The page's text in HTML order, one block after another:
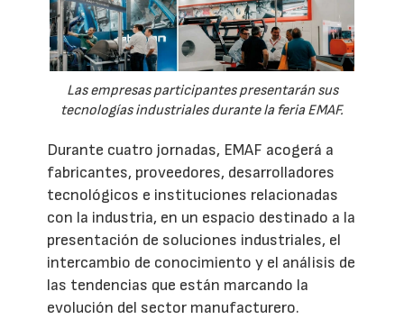
Las empresas participantes presentarán sus
tecnologías industriales durante la feria EMAF.
Durante cuatro jornadas, EMAF acogerá a
fabricantes, proveedores, desarrolladores
tecnológicos e instituciones relacionadas
con la industria, en un espacio destinado a la
presentación de soluciones industriales, el
intercambio de conocimiento y el análisis de
las tendencias que están marcando la
evolución del sector manufacturero.